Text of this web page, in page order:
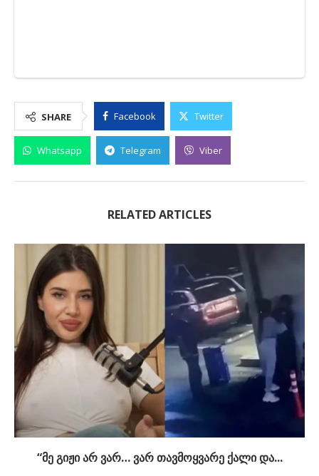
SHARE Facebook Twitter
Whatsapp Telegram Viber
RELATED ARTICLES
“მე გიჟი არ ვარ… ვარ თავმოყვარე ქალი და...